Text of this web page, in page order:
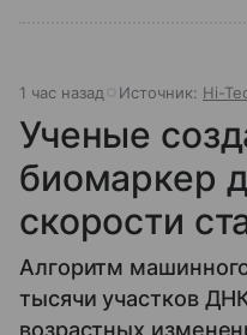
1 час назад Источник: Hi-
Ученые
биомаркер
скорости
Алгоритм
тысячи участков